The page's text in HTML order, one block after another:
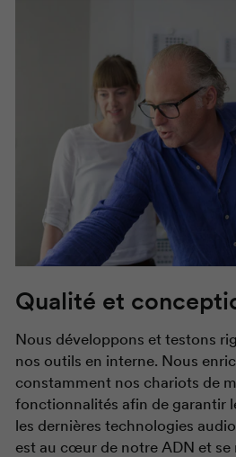
Qualité et
Nous développons et testons
nos outils en interne. Nous
constamment nos chariots de
fonctionnalités afin de garantir
les dernières technologies
est au cœur de notre ADN et se